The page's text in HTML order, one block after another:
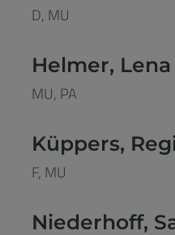
D, MU
Helmer, Lena
MU, PA
Küppers,
F, MU
Niederhoff,